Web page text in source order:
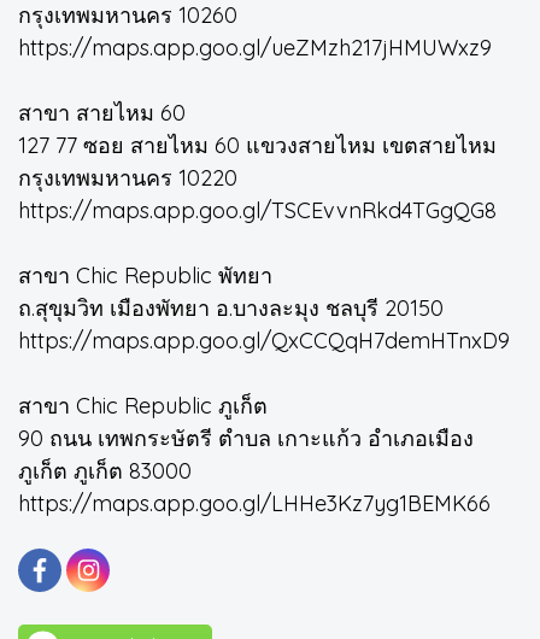
กรุงเทพมหานคร 10260
https://maps.app.goo.gl/ueZMzh217jHMUWxz9
สาขา สายไหม 60
127 77 ซอย สายไหม 60 แขวงสายไหม เขตสายไหม
กรุงเทพมหานคร 10220
https://maps.app.goo.gl/TSCEvvnRkd4TGgQG8
สาขา Chic Republic พัทยา
ถ.สุขุมวิท เมืองพัทยา อ.บางละมุง ชลบุรี 20150
https://maps.app.goo.gl/QxCCQqH7demHTnxD9
สาขา Chic Republic ภูเก็ต
90 ถนน เทพกระษัตรี ตำบล เกาะแก้ว อำเภอเมือง
ภูเก็ต ภูเก็ต 83000
https://maps.app.goo.gl/LHHe3Kz7yg1BEMK66